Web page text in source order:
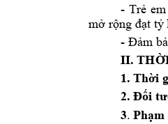
- Trẻ em
mở rộng đạt tỷ
- Đảm
II.
1. Thời
2. Đối
3 . Phạm